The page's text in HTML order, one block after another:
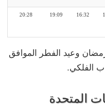
16:32
19:09
20:28
وعيد الفطر الموافق
الفلكي.
المتحدة